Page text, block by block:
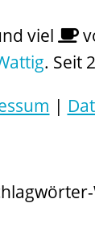
viel
. Seit
|